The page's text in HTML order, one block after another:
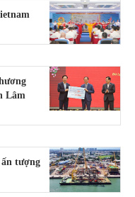
Lâm
tượng